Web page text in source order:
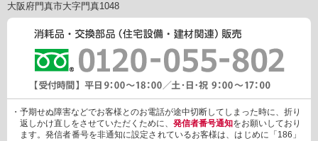
大阪府門真市大字門真1048
・予期せぬ障害などでお客様とのお電話が途中切断してしまった時に、折り
返しかけ直しをさせていただくために、 発信者番号通知をお願いしており
ます。発信者番号を非通知に設定されているお客様は、はじめに「186」